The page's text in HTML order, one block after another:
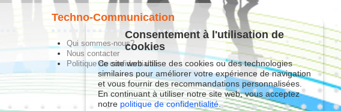
Techno-Communication
Qui sommes-nous?
Nous contacter
Politique de confidentialité
Consentement à l'utilisation de
cookies
Ce site web utilise des cookies ou des technologies
similaires pour améliorer votre expérience de navigation
et vous fournir des recommandations personnalisées.
En continuant à utiliser notre site web, vous acceptez
notre politique de confidentialité.